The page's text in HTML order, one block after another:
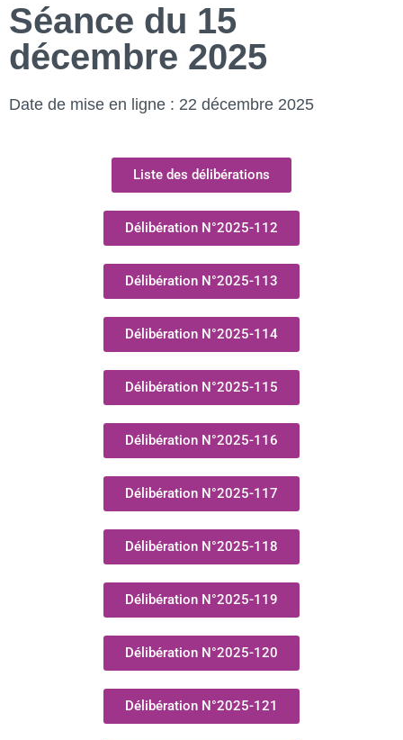
Séance du 15
décembre 2025
Date de mise en ligne : 22 décembre 2025
Liste des délibérations
Délibération N°2025-112
Délibération N°2025-113
Délibération N°2025-114
Délibération N°2025-115
Délibération N°2025-116
Délibération N°2025-117
Délibération N°2025-118
Délibération N°2025-119
Délibération N°2025-120
Délibération N°2025-121